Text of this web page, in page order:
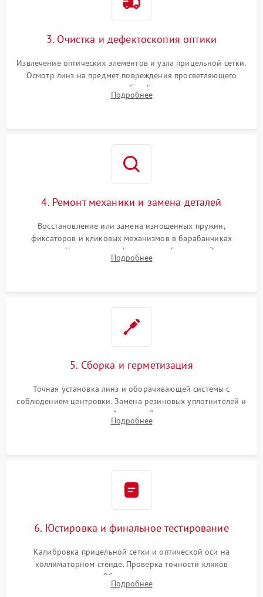
3. Очистка и дефектоскопия оптики
Извлечение оптических элементов и узла прицельной сетки.
Осмотр линз на предмет повреждения просветляющего
покрытия или появления грибка. Бережная очистка стекол
спецрастворами. Проверка целостности гравированной
Подробнее
4. Ремонт механики и замена деталей
Восстановление или замена изношенных пружин,
фиксаторов и кликовых механизмов в барабанчиках
поправок. Устранение люфтов в трансфокаторе. Замена
поврежденных линз, разбитой сетки или восстановление
Подробнее
5. Сборка и герметизация
Точная установка линз и оборачивающей системы с
соблюдением центровки. Замена резиновых уплотнителей и
нанесение влагозащитной смазки. Вакуумирование корпуса
и заполнение его осушенным азотом или аргоном для
Подробнее
6. Юстировка и финальное тестирование
Калибровка прицельной сетки и оптической оси на
коллиматорном стенде. Проверка точности кликов
механизма поправок. Обязательное испытание прицела на
ударном стенде для проверки устойчивости к отдаче и
Подробнее